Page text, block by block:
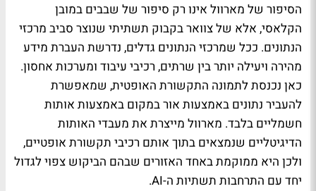
הסיפור של מארוול אינו רק סיפור של שבבים במובן
הקלאסי, אלא של צוואר בקבוק תשתיתי שנוצר סביב מרכזי
הנתונים. ככל שמרכזי הנתונים גדלים, נדרשת העברת מידע
מהירה ויעילה יותר בין שרתים, רכיבי עיבוד ומערכות אחסון.
כאן נכנסת לתמונה התקשורת האופטית, שמאפשרת
להעביר נתונים באמצעות אור במקום באמצעות אותות
חשמליים בלבד. מארוול מייצרת את מעבדי האותות
הדיגיטליים שנמצאים בתוך אותם רכיבי תקשורת אופטיים,
ולכן היא ממוקמת באחד האזורים שבהם הביקוש צפוי לגדול
יחד עם התרחבות תשתיות ה-AI.